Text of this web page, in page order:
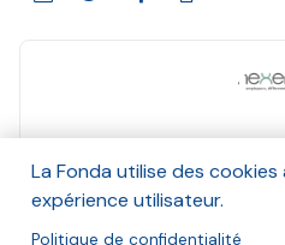
Et Ministère des
des personnes
La Fonda utilise des
expérience utilisateur.
Politique de confidentialité